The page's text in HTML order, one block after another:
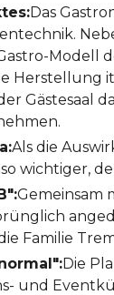
Das
Modell
Herstel­lung
Gästesaal
Als die
wichtiger,
Gemeinsam
Familie
Die
und